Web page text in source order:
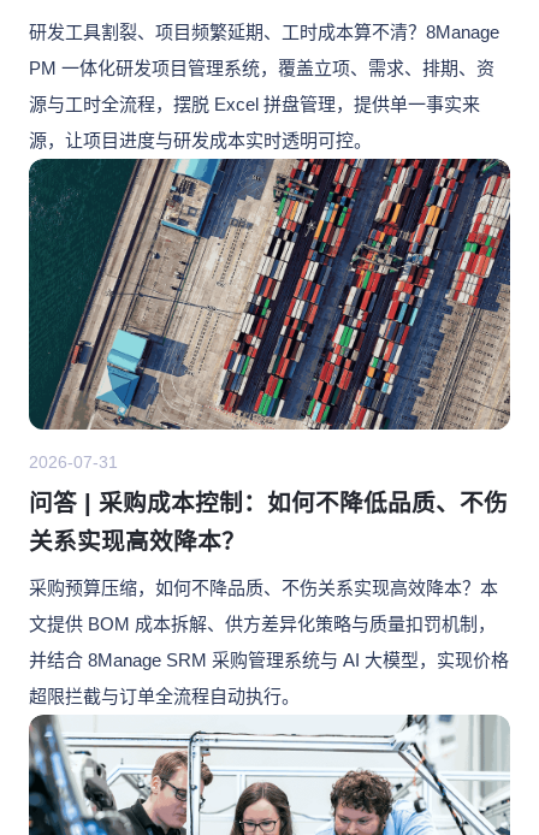
研发工具割裂、项目频繁延期、工时成本算不清？8Manage
PM 一体化研发项目管理系统，覆盖立项、需求、排期、资
源与工时全流程，摆脱 Excel 拼盘管理，提供单一事实来
源，让项目进度与研发成本实时透明可控。
2026-07-31
问答 | 采购成本控制：如何不降低品质、不伤
关系实现高效降本？
采购预算压缩，如何不降品质、不伤关系实现高效降本？本
文提供 BOM 成本拆解、供方差异化策略与质量扣罚机制，
并结合 8Manage SRM 采购管理系统与 AI 大模型，实现价格
超限拦截与订单全流程自动执行。